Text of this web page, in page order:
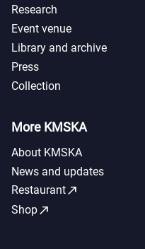
Research
Event venue
Library and archive
Press
Collection
More KMSKA
About KMSKA
News and updates
Restaurantcall_made
Shopcall_made